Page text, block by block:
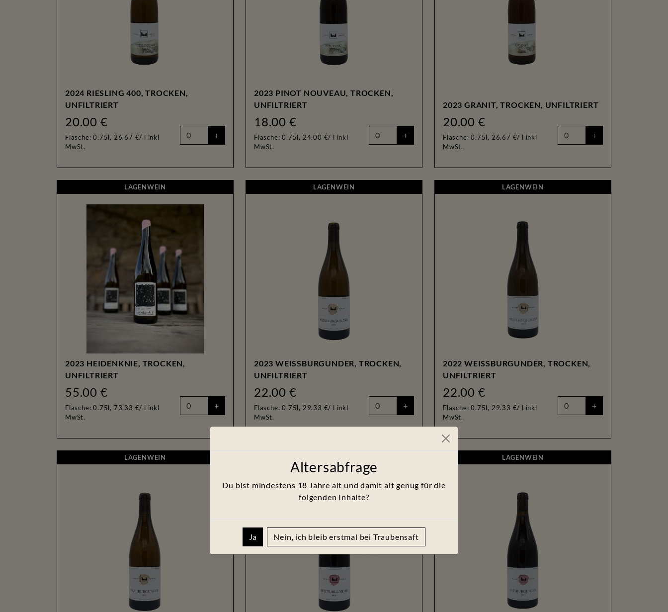
Altersabfrage
Du bist mindestens 18 Jahre alt und damit alt genug für die
folgenden Inhalte?
Ja Nein, ich bleib erstmal bei Traubensaft
2024 RIESLING 400, TROCKEN,
UNFILTRIERT
20.00 €
Flasche: 0.75l, 26.67 €/ l inkl
MwSt.
+
2023 PINOT NOUVEAU, TROCKEN,
UNFILTRIERT
18.00 €
Flasche: 0.75l, 24.00 €/ l inkl
MwSt.
+
2023 GRANIT, TROCKEN, UNFILTRIERT
20.00 €
Flasche: 0.75l, 26.67 €/ l inkl
MwSt.
+
LAGENWEIN
2023 HEIDENKNIE, TROCKEN,
UNFILTRIERT
55.00 €
Flasche: 0.75l, 73.33 €/ l inkl
MwSt.
+
LAGENWEIN
2023 WEISSBURGUNDER, TROCKEN,
UNFILTRIERT
22.00 €
Flasche: 0.75l, 29.33 €/ l inkl
MwSt.
+
LAGENWEIN
2022 WEISSBURGUNDER, TROCKEN,
UNFILTRIERT
22.00 €
Flasche: 0.75l, 29.33 €/ l inkl
MwSt.
+
LAGENWEIN LAGENWEIN